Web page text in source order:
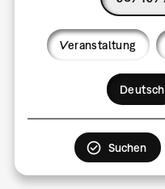
Veranstaltung
Deutsch